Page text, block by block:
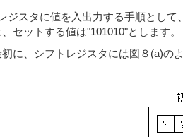
ジスタに値を入出力する手順として
セットする値は"101010"とします。
に、シフトレジスタには図８(a)の